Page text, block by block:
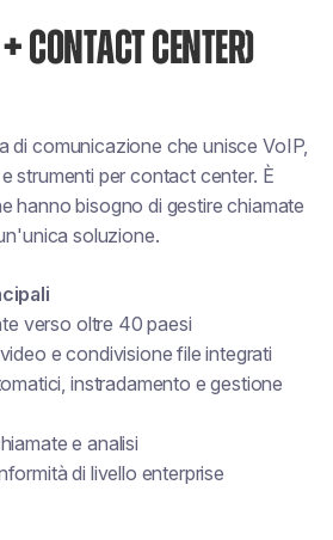
CONTACT CENTER)
di comunicazione che unisce VoIP,
strumenti per contact center. È
hanno bisogno di gestire chiamate
soluzione.
verso oltre 40 paesi
e condivisione file integrati
instradamento e gestione
e analisi
di livello enterprise